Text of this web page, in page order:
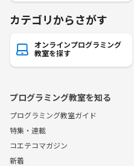
カテゴリからさがす
オンラインプログラミング
教室を探す
プログラミング教室を知る
プログラミング教室ガイド
特集・連載
コエテコマガジン
新着